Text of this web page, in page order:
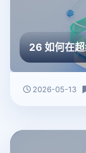
26 如何在
2026-05-13